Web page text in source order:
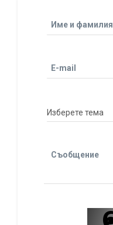
Име и фамилия
E-mail
Съобщение